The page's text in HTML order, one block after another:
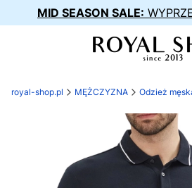
MID SEASON SALE:
royal-shop.pl MĘŻCZYZNA Odzież